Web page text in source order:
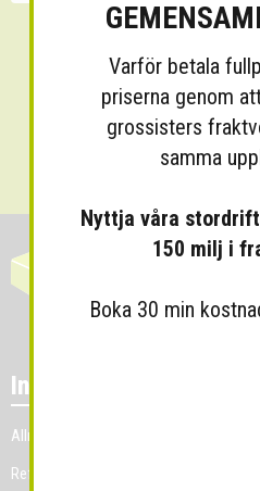
Information
Allmänna villkor
Referenskunder
Varför betala
priserna genom
grossisters
samma
Nyttja våra
150 milj i
Boka 30 min